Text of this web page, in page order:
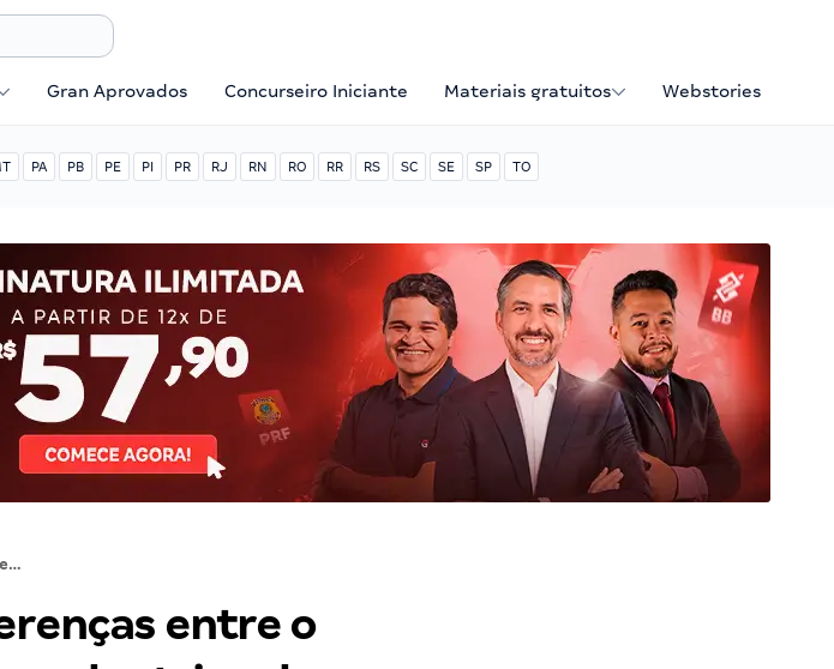
Gran Aprovados Concurseiro Iniciante Materiais gratuitos Webstories
PA PB PE PI PR RJ RN RO RR RS SC SE SP TO
Aproximações e diferenças entre o Direito e a Moral para a doutrina da prova da OAB
entre o